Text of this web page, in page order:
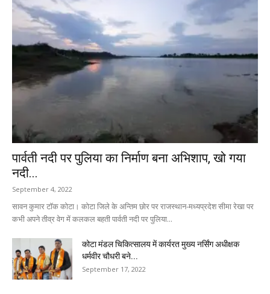
पार्वती नदी पर पुलिया का निर्माण बना अभिशाप, खो गया
नदी...
September 4, 2022
सावन कुमार टॉक कोटा। कोटा जिले के अन्तिम छोर पर राजस्थान-मध्यप्रदेश सीमा रेखा पर
कभी अपने तीव्र वेग में कलकल बहती पार्वती नदी पर पुलिया...
कोटा मंडल चिकित्सालय में कार्यरत मुख्य नर्सिंग अधीक्षक
धर्मवीर चौधरी बने...
September 17, 2022